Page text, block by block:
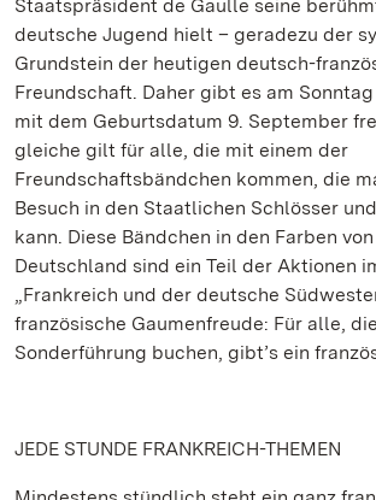
Staatspräsident de Gaulle seine
deutsche Jugend hielt – geradezu der
Grundstein der heutigen deutsch-
Freundschaft. Daher gibt es am
mit dem Geburtsdatum 9. September
gleiche gilt für alle, die mit einem der
Freundschaftsbändchen kommen, die
Besuch in den Staatlichen Schlösser
kann. Diese Bändchen in den Farben
Deutschland sind ein Teil der Aktionen
„Frankreich und der deutsche
französische Gaumenfreude: Für alle,
Sonderführung buchen, gibt’s ein
JEDE STUNDE FRANKREICH-THEMEN